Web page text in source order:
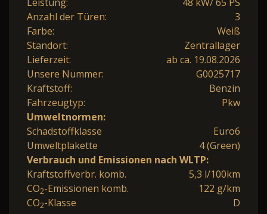
Anzahl der Türen:
3
Farbe:
Weiß
Standort:
Zentrallager
Lieferzeit:
ab ca. 19.08.2026
Unsere Nummer:
G0025717
Kraftstoff:
Benzin
Fahrzeugtyp:
Pkw
Umweltnormen:
Schadstoffklasse
Euro6
Umweltplakette
4 (Green)
Verbrauch und Emissionen nach WLTP:
Kraftstoffverbr. komb.
5,3 l/100km
CO2-Emissionen komb.
122 g/km
CO2-Klasse D